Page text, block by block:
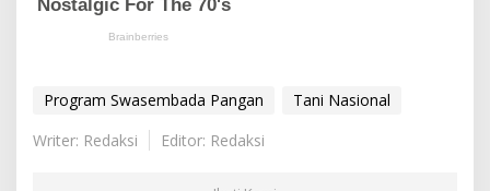
Program Swasembada Pangan
Tani Nasional
Writer: Redaksi
Editor: Redaksi